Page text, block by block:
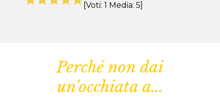
[Voti: 1 Media: 5]
Perché non dai
un'occhiata a...